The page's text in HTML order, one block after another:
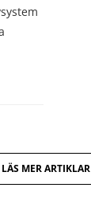
LÄS MER ARTIKLAR